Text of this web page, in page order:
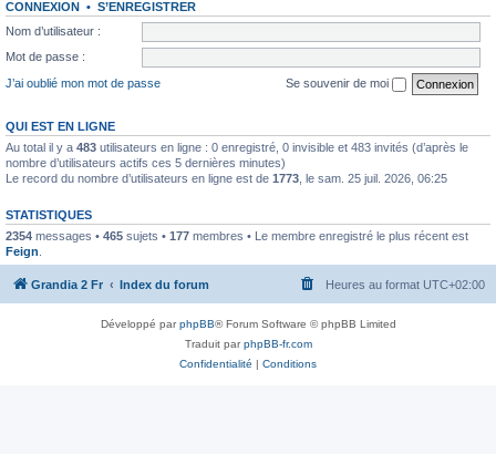
CONNEXION • S’ENREGISTRER
Nom d’utilisateur :
Mot de passe :
J’ai oublié mon mot de passe
Se souvenir de moi
QUI EST EN LIGNE
Au total il y a 483 utilisateurs en ligne : 0 enregistré, 0 invisible et 483 invités (d’après le
nombre d’utilisateurs actifs ces 5 dernières minutes)
Le record du nombre d’utilisateurs en ligne est de 1773 , le sam. 25 juil. 2026, 06:25
STATISTIQUES
2354 messages • 465 sujets • 177 membres • Le membre enregistré le plus récent est
Feign
Grandia 2 Fr Index du forum Heures au format UTC+02:00
Développé parphpBB® Forum Software © phpBB Limited
Traduit parphpBB-fr.com
Confidentialité | Conditions